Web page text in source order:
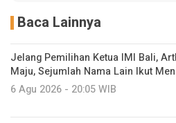
Baca Lainnya
Jelang Pemilihan Ketua IMI Bali,
Maju, Sejumlah Nama Lain Ikut
6 Agu 2026 - 20:05 WIB